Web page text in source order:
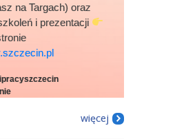
na Targach) oraz
i prezentacji
więcej